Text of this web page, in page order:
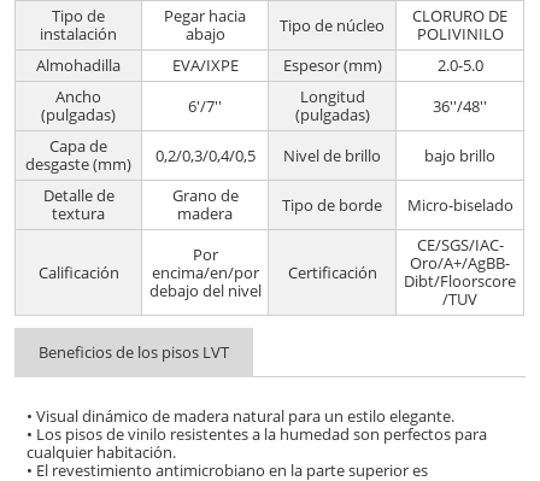
Tipo de
instalación
Pegar hacia
abajo
Tipo de núcleo
CLORURO DE
POLIVINILO
Almohadilla
EVA/IXPE Espesor (mm)
2.0-5.0
Ancho
(pulgadas)
6'/7''
Longitud
(pulgadas)
36''/48''
Capa de
desgaste (mm)
0,2/0,3/0,4/0,5 Nivel de brillo
bajo brillo
Detalle de
textura
Grano de
madera
Tipo de borde Micro-biselado
Calificación
Por
encima/en/por
debajo del nivel
Certificación
CE/SGS/IAC-
Oro/A+/AgBB-
Dibt/Floorscore
/TUV
Beneficios de los pisos LVT
• Visual dinámico de madera natural para un estilo elegante.
• Los pisos de vinilo resistentes a la humedad son perfectos para
cualquier habitación.
• El revestimiento antimicrobiano en la parte superior es